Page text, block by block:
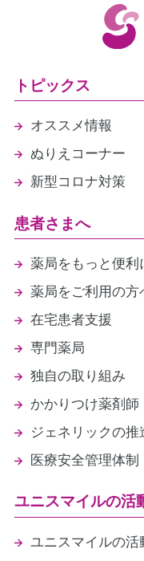
薬剤料（
トピックス
オススメ情報
ぬりえコーナー
新型コロナ対策
患者さまへ
薬局をもっと便利
薬局をご利用の方
在宅患者支援
専門薬局
独自の取り組み
かかりつけ薬剤師
ジェネリックの推
医療安全管理体制
ユニスマイルの活
ユニスマイルの活